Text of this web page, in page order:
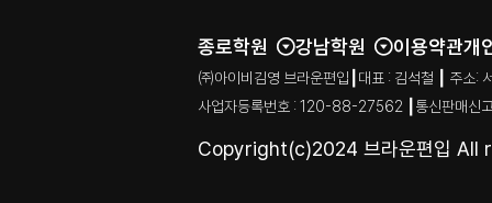
종로학원 강남학원 이용약관개
㈜아이비김영 브라운편입┃대표 : 김석철 ┃ 주
사업자등록번호 : 120-88-27562 ┃통신판매신
Copyright(c)2024 브라운편입